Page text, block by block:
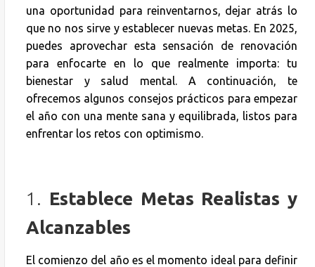
una oportunidad para reinventarnos, dejar atrás lo
que no nos sirve y establecer nuevas metas. En 2025,
puedes aprovechar esta sensación de renovación
para enfocarte en lo que realmente importa: tu
bienestar y salud mental. A continuación, te
ofrecemos algunos consejos prácticos para empezar
el año con una mente sana y equilibrada, listos para
enfrentar los retos con optimismo.
1. Establece Metas Realistas y
Alcanzables
El comienzo del año es el momento ideal para definir